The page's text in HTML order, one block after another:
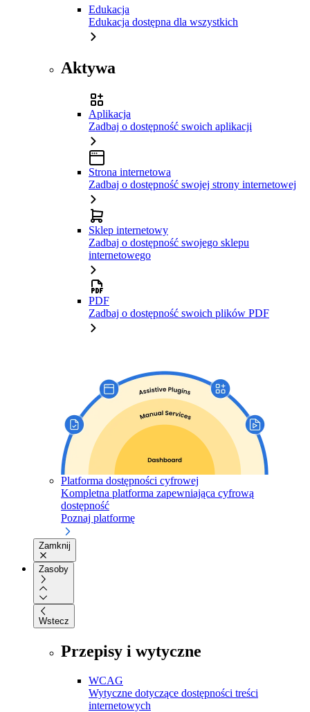
Edukacja
Edukacja dostępna dla wszystkich
Aktywa
Aplikacja
Zadbaj o dostępność swoich aplikacji
Strona internetowa
Zadbaj o dostępność swojej strony internetowej
Sklep internetowy
Zadbaj o dostępność swojego sklepu
internetowego
PDF
Zadbaj o dostępność swoich plików PDF
Platforma dostępności cyfrowej
Kompletna platforma zapewniająca cyfrową
dostępność
Poznaj platformę
Zamknij
Zasoby
Wstecz
Przepisy i wytyczne
WCAG
Wytyczne dotyczące dostępności treści
internetowych